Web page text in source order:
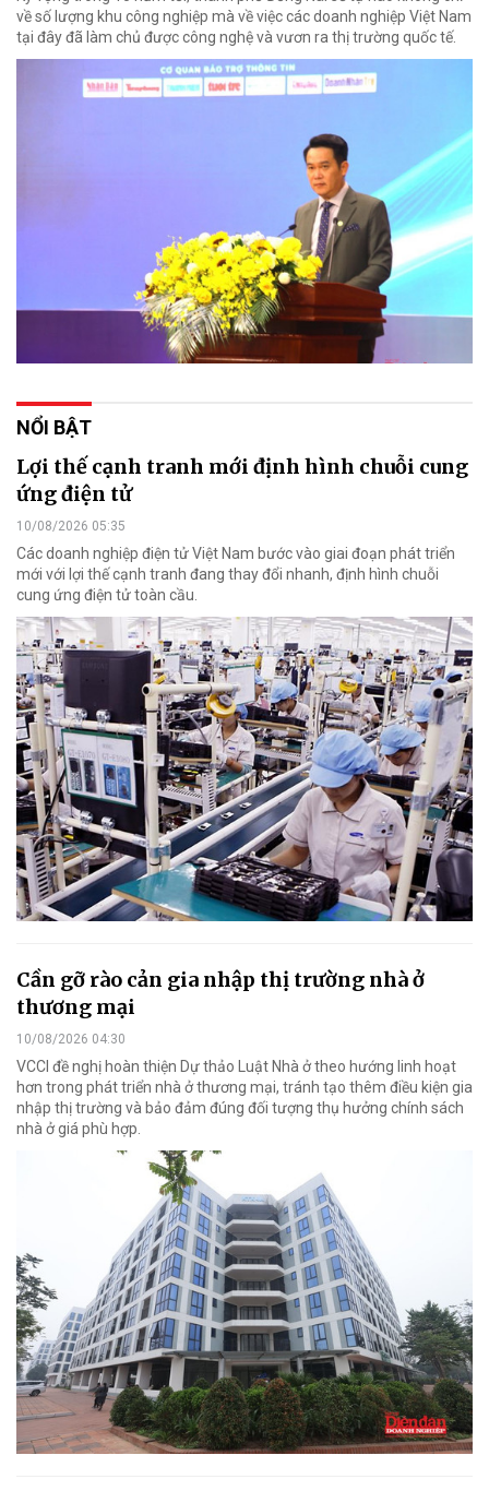
về số lượng khu công nghiệp mà về việc các doanh nghiệp Việt Nam
tại đây đã làm chủ được công nghệ và vươn ra thị trường quốc tế.
NỔI BẬT
Lợi thế cạnh tranh mới định hình chuỗi cung
ứng điện tử
10/08/2026 05:35
Các doanh nghiệp điện tử Việt Nam bước vào giai đoạn phát triển
mới với lợi thế cạnh tranh đang thay đổi nhanh, định hình chuỗi
cung ứng điện tử toàn cầu.
Cần gỡ rào cản gia nhập thị trường nhà ở
thương mại
10/08/2026 04:30
VCCI đề nghị hoàn thiện Dự thảo Luật Nhà ở theo hướng linh hoạt
hơn trong phát triển nhà ở thương mại, tránh tạo thêm điều kiện gia
nhập thị trường và bảo đảm đúng đối tượng thụ hưởng chính sách
nhà ở giá phù hợp.